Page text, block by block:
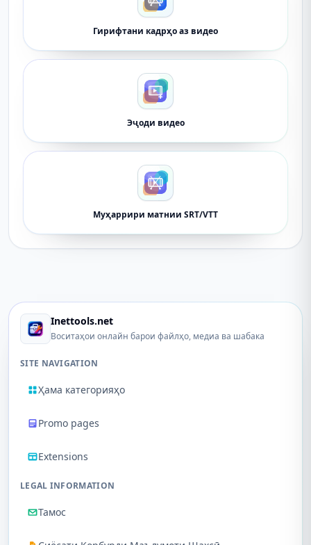
Гирифтани кадрҳо аз видео
Эҷоди видео
Муҳаррири матнии SRT/VTT
Inettools.net
Воситаҳои онлайн барои файлҳо, медиа ва шабака
SITE NAVIGATION
Ҳама категорияҳо
Promo pages
Extensions
LEGAL INFORMATION
Тамос